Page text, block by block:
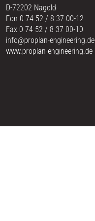
D-72202 Nagold
Fon 0 74 52 / 8 37 00-12
Fax 0 74 52 / 8 37 00-10
info@proplan-engineering.de
www.proplan-engineering.de